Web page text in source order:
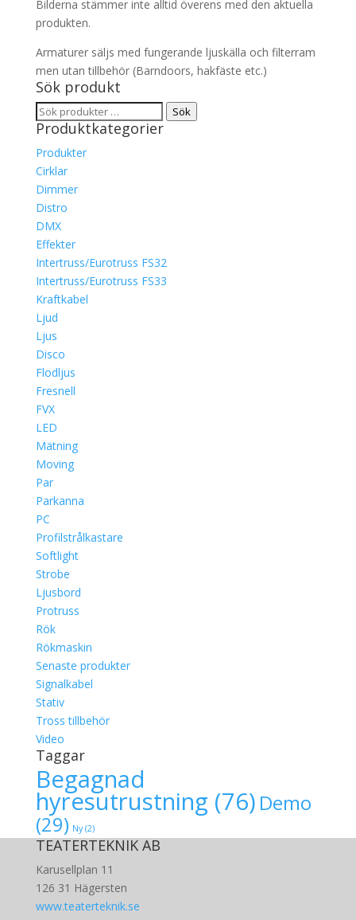
Bilderna stämmer inte alltid överens med den aktuella
produkten.
Armaturer säljs med fungerande ljuskälla och filterram
men utan tillbehör (Barndoors, hakfäste etc.)
Sök produkt
Sök
efter:
Sök
Produktkategorier
Produkter
Cirklar
Dimmer
Distro
DMX
Effekter
Intertruss/Eurotruss FS32
Intertruss/Eurotruss FS33
Kraftkabel
Ljud
Ljus
Disco
Flodljus
Fresnell
FVX
LED
Mätning
Moving
Par
Parkanna
PC
Profilstrålkastare
Softlight
Strobe
Ljusbord
Protruss
Rök
Rökmaskin
Senaste produkter
Signalkabel
Stativ
Tross tillbehör
Video
Taggar
Begagnad
hyresutrustning (76) Demo
(29) Ny(2)
TEATERTEKNIK AB
Karusellplan 11
126 31 Hägersten
www.teaterteknik.se